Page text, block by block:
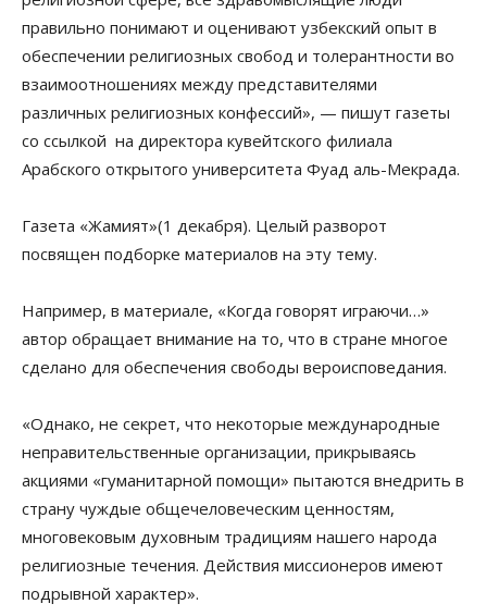
правильно понимают и оценивают узбекский опыт в
обеспечении религиозных свобод и толерантности во
взаимоотношениях между представителями
различных религиозных конфессий», — пишут газеты
со ссылкой на директора кувейтского филиала
Арабского открытого университета Фуад аль-Мекрада.
Газета «Жамият»(1 декабря). Целый разворот
посвящен подборке материалов на эту тему.
Например, в материале, «Когда говорят играючи…»
автор обращает внимание на то, что в стране многое
сделано для обеспечения свободы вероисповедания.
«Однако, не секрет, что некоторые международные
неправительственные организации, прикрываясь
акциями «гуманитарной помощи» пытаются внедрить в
страну чуждые общечеловеческим ценностям,
многовековым духовным традициям нашего народа
религиозные течения. Действия миссионеров имеют
подрывной характер».